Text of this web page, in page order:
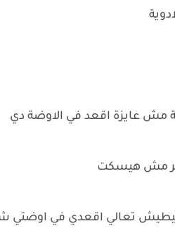
مش عايزة اقعد في الاوضة دي
مش هيسكت
تعالي اقعدي في اوضتي